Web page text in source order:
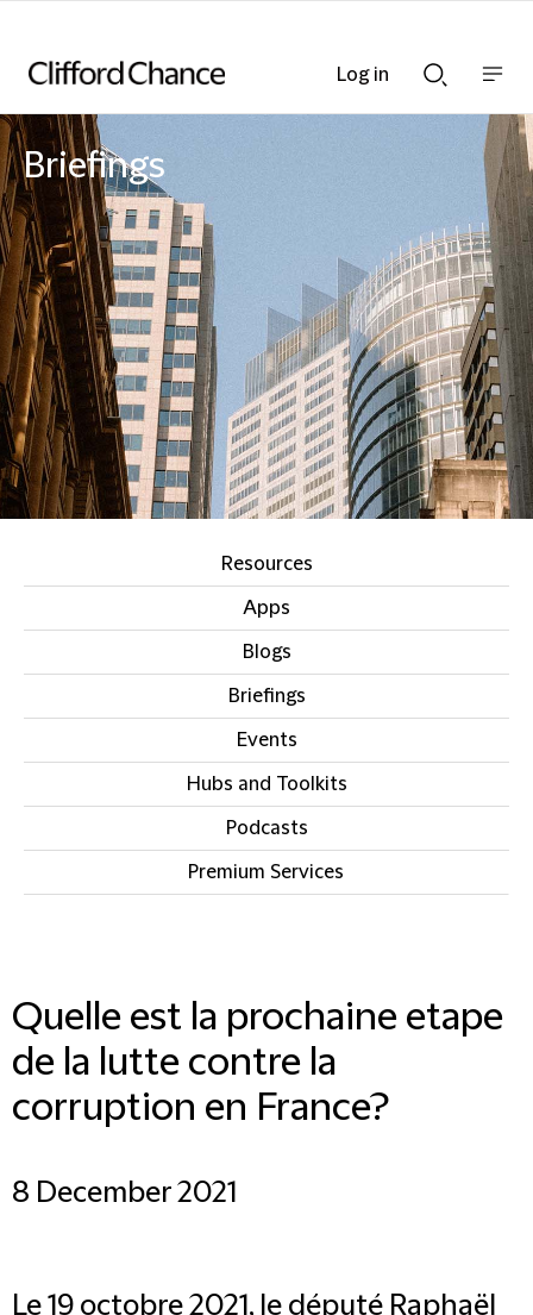
Searchnav
bar
Briefings
Resources
Apps
Blogs
Briefings
Events
Hubs and Toolkits
Podcasts
Premium Services
Quelle est la prochaine etape
de la lutte contre la
corruption en France?
8 December 2021
Le 19 octobre 2021, le député Raphaël
Log in